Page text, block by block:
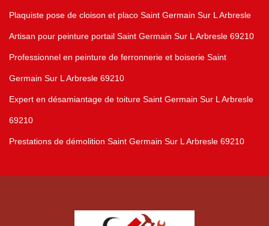
Plaquiste pose de cloison et placo Saint Germain Sur L Arbresle
Artisan pour peinture portail Saint Germain Sur L Arbresle 69210
Professionnel en peinture de ferronnerie et boiserie Saint
Germain Sur L Arbresle 69210
Expert en désamiantage de toiture Saint Germain Sur L Arbresle
69210
Prestations de démolition Saint Germain Sur L Arbresle 69210